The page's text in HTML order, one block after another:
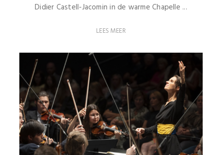
Didier Castell-Jacomin in de warme Chapelle ...
LEES MEER